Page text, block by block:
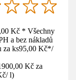
Kč * Všechny
a bez nákladů
za ks95,00 Kč*/
Kč za
/ l)